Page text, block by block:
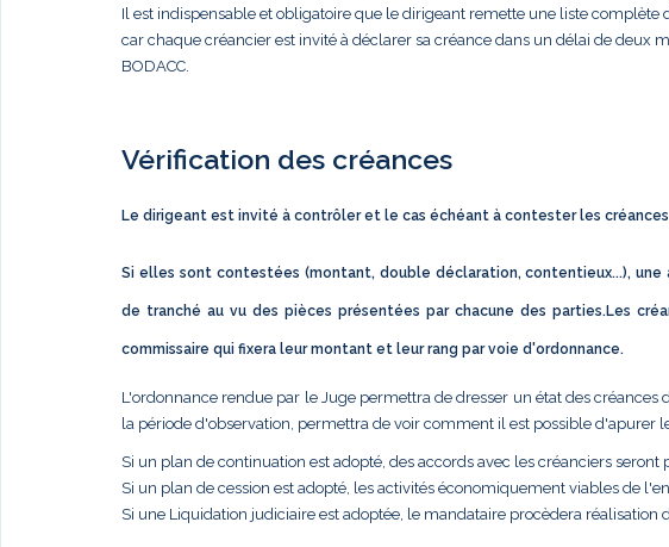
Il est indispensable et obligatoire que le dirigeant remette une liste complète
car chaque créancier est invité à déclarer sa créance dans un délai de
BODACC.
Vérification des créances
Le dirigeant est invité à contrôler et le cas échéant à contester les
Si elles sont contestées (montant, double déclaration, contentieux...),
de tranché au vu des pièces présentées par chacune des parties.Les
commissaire qui fixera leur montant et leur rang par voie d'ordonnance.
L'ordonnance rendue par le Juge permettra de dresser un état des
la période d'observation, permettra de voir comment il est possible d'apurer
Si un plan de continuation est adopté, des accords avec les créanciers
Si un plan de cession est adopté, les activités économiquement viables de
Si une Liquidation judiciaire est adoptée, le mandataire procèdera réalisation